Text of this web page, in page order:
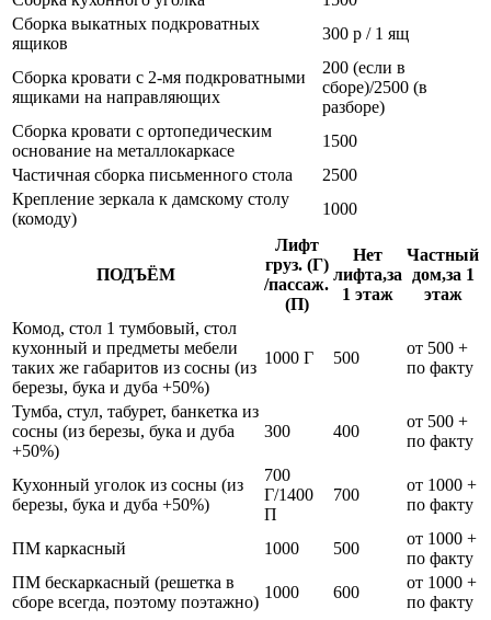
Сборка выкатных подкроватных
ящиков
300 р / 1 ящ
Сборка кровати с 2-мя подкроватными
ящиками на направляющих
200 (если в
сборе)/2500 (в
разборе)
Сборка кровати с ортопедическим
основание на металлокаркасе
1500
Частичная сборка письменного стола
2500
Крепление зеркала к дамскому столу
(комоду)
1000
ПОДЪЁМ
Лифт
груз. (Г)
/пассаж.
(П)
Нет
лифта,за
1 этаж
Частный
дом,за 1
этаж
Комод, стол 1 тумбовый, стол
кухонный и предметы мебели
таких же габаритов из сосны (из
березы, бука и дуба +50%)
1000 Г 500
от 500 +
по факту
Тумба, стул, табурет, банкетка из
сосны (из березы, бука и дуба
+50%)
300 400
от 500 +
по факту
Кухонный уголок из сосны (из
березы, бука и дуба +50%)
700
Г/1400
П
700
от 1000 +
по факту
ПМ каркасный 1000 500
от 1000 +
по факту
ПМ бескаркасный (решетка в
сборе всегда, поэтому поэтажно)
1000 600
от 1000 +
по факту